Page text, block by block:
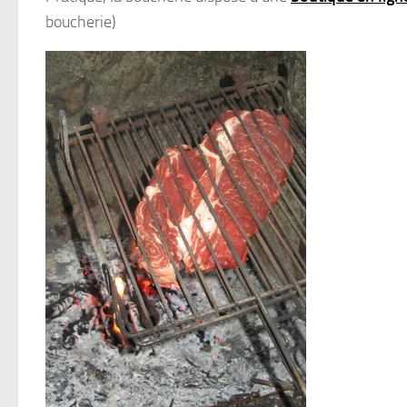
boucherie)